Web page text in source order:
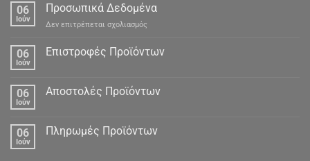
06
Ιούν
Προσωπικά Δεδομένα
Δεν επιτρέπεται σχολιασμός
06
Ιούν
Επιστροφές Προϊόντων
06
Ιούν
Αποστολές Προϊόντων
06
Ιούν
Πληρωμές Προϊόντων